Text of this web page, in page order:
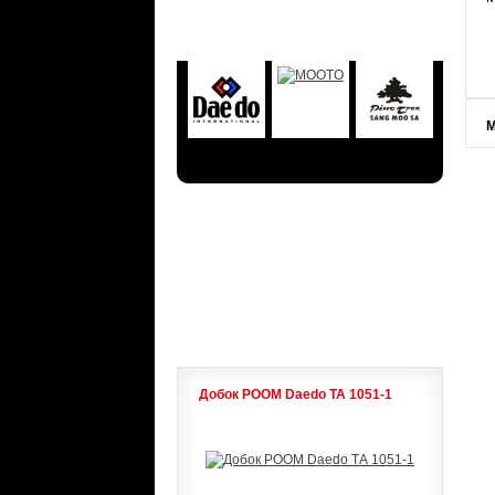
Добок POOM Daedo ТА 1051-1